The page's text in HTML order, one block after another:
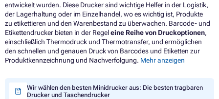
entwickelt wurden. Diese Drucker sind wichtige Helfer in der Logistik,
der Lagerhaltung oder im Einzelhandel, wo es wichtig ist, Produkte
zu etikettieren und den Warenbestand zu überwachen. Barcode- und
Etikettendrucker bieten in der Regeleine Reihe von Druckoptionen,
einschließlich Thermodruck und Thermotransfer, und ermöglichen
den schnellen und genauen Druck von Barcodes und Etiketten zur
Produktkennzeichnung und Nachverfolgung. Mehr anzeigen
Wir wählen den besten Minidrucker aus: Die besten tragbaren
Drucker und Taschendrucker